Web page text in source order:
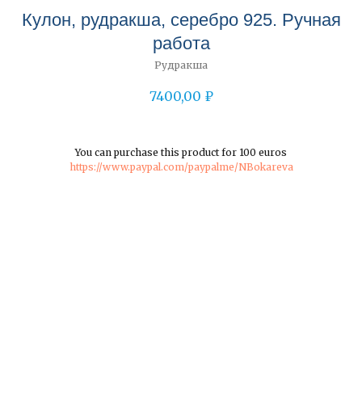
Кулон, рудракша, серебро 925. Ручная
работа
Рудракша
7400,00 ₽
You can purchase this product for 100 euros
https://www.paypal.com/paypalme/NBokareva